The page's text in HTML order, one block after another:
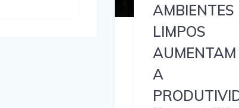
AMBIENTES
LIMPOS
AUMENTAM
A